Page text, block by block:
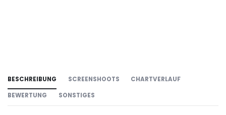
BESCHREIBUNG SCREENSHOOTS CHARTVERLAUF
BEWERTUNG SONSTIGES